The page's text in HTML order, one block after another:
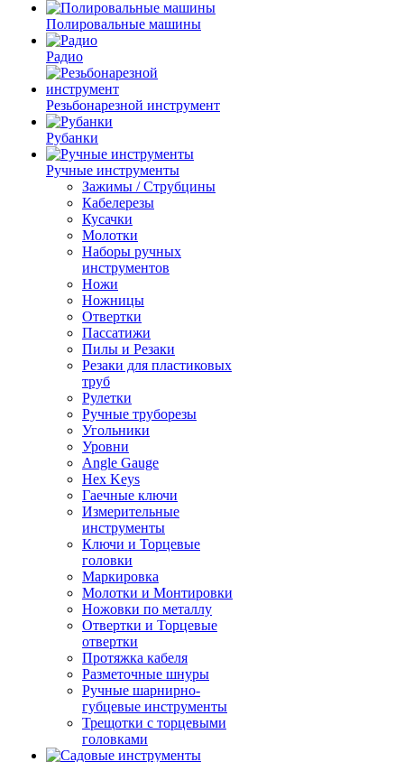
Полировальные машины
Радио
Резьбонарезной инструмент
Рубанки
Ручные инструменты
Зажимы / Струбцины
Кабелерезы
Кусачки
Молотки
Наборы ручных
инструментов
Ножи
Ножницы
Отвертки
Пассатижи
Пилы и Резаки
Резаки для пластиковых
труб
Рулетки
Ручные труборезы
Угольники
Уровни
Angle Gauge
Hex Keys
Гаечные ключи
Измерительные
инструменты
Ключи и Торцевые
головки
Маркировка
Молотки и Монтировки
Ножовки по металлу
Отвертки и Торцевые
отвертки
Протяжка кабеля
Разметочные шнуры
Ручные шарнирно-
губцевые инструменты
Трещотки с торцевыми
головками